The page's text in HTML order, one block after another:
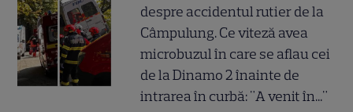
despre accidentul rutier de la
Câmpulung. Ce viteză avea
microbuzul în care se aflau cei
de la Dinamo 2 înainte de
intrarea în curbă: "A venit în..."